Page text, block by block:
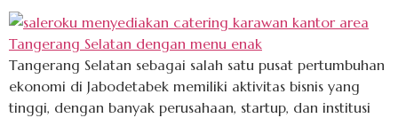
Tangerang Selatan sebagai salah satu pusat pertumbuhan
ekonomi di Jabodetabek memiliki aktivitas bisnis yang
tinggi, dengan banyak perusahaan, startup, dan institusi